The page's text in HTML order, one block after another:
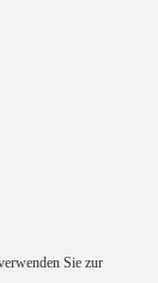
Sie zur